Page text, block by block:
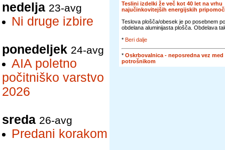
nedelja 23-avg
Ni druge izbire
ponedeljek 24-avg
AIA poletno
počitniško varstvo
2026
sreda 26-avg
Predani korakom
Teslini izdelki že več kot 40 let na vrhu
najučinkovitejših energijskih
Teslova plošča/obesek je po posebnem
obdelana aluminijasta plošča. Obdelava
* Beri dalje
* Oskrbovalnica - neposredna vez
potrošnikom